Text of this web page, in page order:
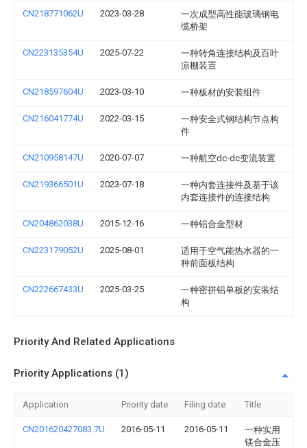
CN218771062U 2023-03-28
一次成型高性能玻璃钢电
缆桥架
CN223135354U 2025-07-22
一种转角连接结构及百叶
凉棚装置
CN218597604U 2023-03-10 一种板材的安装组件
CN216041774U 2022-03-15
一种安全式钢结构节点构
件
CN210958147U 2020-07-07 一种航空dc-dc变流装置
CN219366501U 2023-07-18
一种内套连接件及基于该
内套连接件的连接结构
CN204862038U 2015-12-16 一种铝合金型材
CN223179052U 2025-08-01
适用于空气能热水器的一
种前面板结构
CN222667433U 2025-03-25
一种密拼铝单板的安装结
构
Priority And Related Applications
Priority Applications (1)
Application Priority date Filing date Title
CN201620427083.7U 2016-05-11 2016-05-11
一种实用
镁合金压